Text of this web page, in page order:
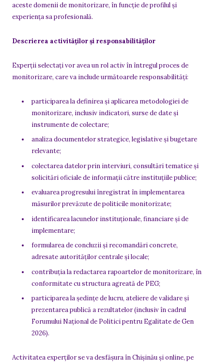
aceste domenii de monitorizare, în funcție de profilul și
experiența sa profesională.
Descrierea activităților și responsabilităților
Experții selectați vor avea un rol activ în întregul proces de
monitorizare, care va include următoarele responsabilități:
participarea la definirea și aplicarea metodologiei de
monitorizare, inclusiv indicatori, surse de date și
instrumente de colectare;
analiza documentelor strategice, legislative și bugetare
relevante;
colectarea datelor prin interviuri, consultări tematice și
solicitări oficiale de informații către instituțiile publice;
evaluarea progresului înregistrat în implementarea
măsurilor prevăzute de politicile monitorizate;
identificarea lacunelor instituționale, financiare și de
implementare;
formularea de concluzii și recomandări concrete,
adresate autorităților centrale și locale;
contribuția la redactarea rapoartelor de monitorizare, în
conformitate cu structura agreată de PEG;
participarea la ședințe de lucru, ateliere de validare și
prezentarea publică a rezultatelor (inclusiv în cadrul
Forumului Național de Politici pentru Egalitate de Gen
2026).
Activitatea experților se va desfășura în Chișinău și online, pe